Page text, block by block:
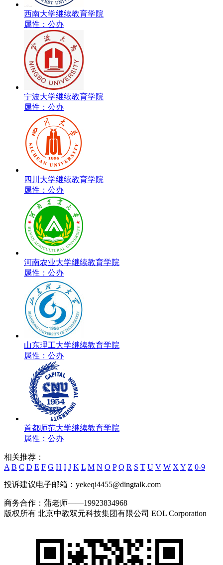
西南大学继续教育学院
属性：公办
宁波大学继续教育学院
属性：公办
四川大学继续教育学院
属性：公办
河南农业大学继续教育学院
属性：公办
山东理工大学继续教育学院
属性：公办
首都师范大学继续教育学院
属性：公办
相关推荐：
A B C D E F G H I J K L M N O P Q R S T U V W X Y Z 0-9
投诉建议电子邮箱：yekeqi4455@dingtalk.com
商务合作：蒲老师——19923834968
版权所有 北京中教双元科技集团有限公司 EOL Corporation